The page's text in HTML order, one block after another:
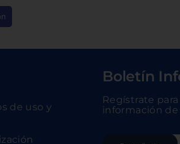
de uso y
Boletín
Regístrate
información de